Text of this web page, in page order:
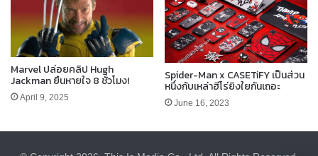
Marvel ปล่อยคลิป Hugh
Jackman ยืนหายใจ 8 ชั่วโมง!
April 9, 2025
Spider-Man x CASETiFY เป็นส่วน
หนึ่งกับเหล่าฮีโร่ยิงใยกันเถอะ
June 16, 2023